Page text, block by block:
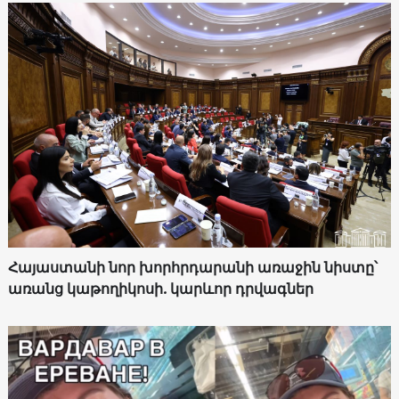
Հայաստանի նոր խորհրդարանի առաջին նիստը՝
առանց կաթողիկոսի. կարևոր դրվագներ